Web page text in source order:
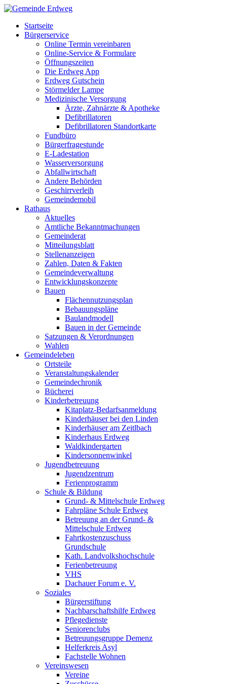
Startseite
Bürgerservice
Online Termin vereinbaren
Online-Service & Formulare
Öffnungszeiten
Die Erdweg App
Erdweg Gutschein
Störmelder Lampe
Medizinische Versorgung
Ärzte, Zahnärzte & Apotheke
Defibrillatoren
Defibrillatoren Standortkarte
Fundbüro
Bürgerfragestunde
E-Ladestation
Wasserversorgung
Abfallwirtschaft
Andere Behörden
Geschirrverleih
Gemeindemobil
Rathaus
Aktuelles
Amtliche Bekanntmachungen
Gemeinderat
Mitteilungsblatt
Stellenanzeigen
Zahlen, Daten & Fakten
Gemeindeverwaltung
Entwicklungskonzepte
Bauen
Flächennutzungsplan
Bebauungspläne
Baulandmodell
Bauen in der Gemeinde
Satzungen & Verordnungen
Wahlen
Gemeindeleben
Ortsteile
Veranstaltungskalender
Gemeindechronik
Bücherei
Kinderbetreuung
Kitaplatz-Bedarfsanmeldung
Kinderhäuser bei den Linden
Kinderhäuser am Zeitlbach
Kinderhaus Erdweg
Waldkindergarten
Kindersonnenwinkel
Jugendbetreuung
Jugendzentrum
Ferienprogramm
Schule & Bildung
Grund- & Mittelschule Erdweg
Fahrpläne Schule Erdweg
Betreuung an der Grund- &
Mittelschule Erdweg
Fahrtkostenzuschuss
Grundschule
Kath. Landvolkshochschule
Ferienbetreuung
VHS
Dachauer Forum e. V.
Soziales
Bürgerstiftung
Nachbarschaftshilfe Erdweg
Pflegedienste
Seniorenclubs
Betreuungsgruppe Demenz
Helferkreis Asyl
Fachstelle Wohnen
Vereinswesen
Vereine